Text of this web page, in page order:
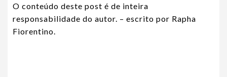
O conteúdo deste post é de inteira
responsabilidade do autor. – escrito por Rapha
Fiorentino.